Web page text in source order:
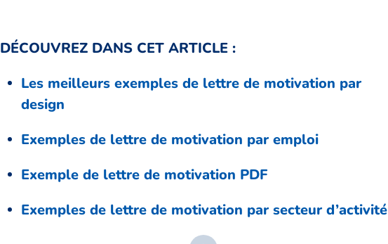
DÉCOUVREZ DANS CET ARTICLE :
Les meilleurs exemples de lettre de motivation par
design
Exemples de lettre de motivation par emploi
Exemple de lettre de motivation PDF
Exemples de lettre de motivation par secteur d’activité